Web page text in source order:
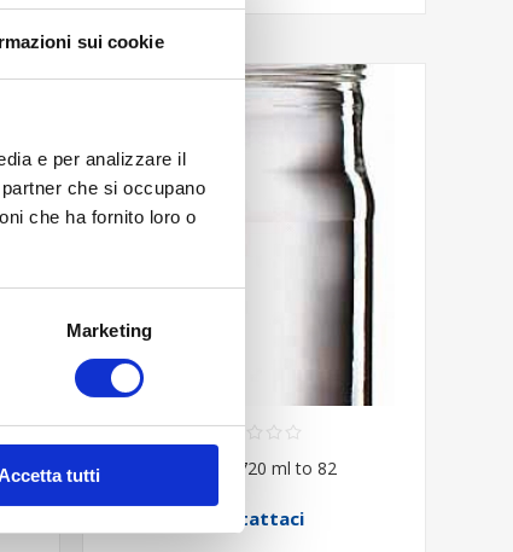
sui cookie
e per analizzare il
che si occupano
che ha fornito loro o
Marketing
tutti Venezia 720 ml to 82
Contattaci